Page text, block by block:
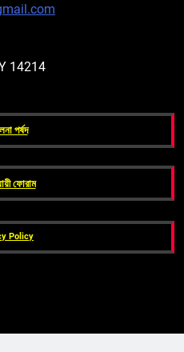
14214
পর্ষদ
ফোরাম
Policy